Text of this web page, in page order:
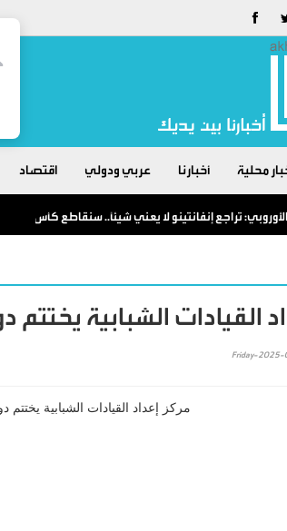
محلية أخبارنا عربي ودولي اقتصاد
الأوروبي: تراجع إنفانتينو لا يعني شيئاً.. سنقاطع كأس العالم
القيادات الشبابية يختتم
Friday-2025-